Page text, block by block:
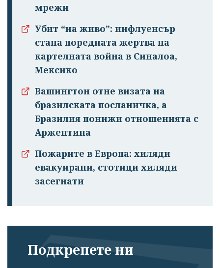
мрежи
Убит “на живо”: инфлуенсър
стана поредната жертва на
картелната война в Синалоа,
Мексико
Вашингтон отне визата на
бразилската посланичка, а
Бразилия понижи отношенията с
Аржентина
Пожарите в Европа: хиляди
евакуирани, стотици хиляди
засегнати
Подкрепете ни